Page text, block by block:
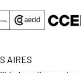
AIRES